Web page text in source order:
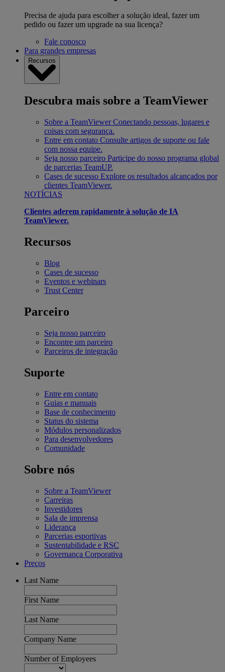
Precisa de ajuda para escolher a solução ideal, fazer um
pedido ou fazer um upgrade na sua licença?
Fale conosco
Para grandes empresas
Recursos
Descubra mais sobre a TeamViewer
Sobre a TeamViewer Conectando pessoas, lugares e
coisas com segurança.
Entre em contato Consulte artigos de suporte ou fale
com nossa equipe.
Seja nosso parceiro Participe do nosso programa global
de parcerias TeamUP.
Cases de sucesso Explore os resultados alcançados por
clientes TeamViewer.
NOTÍCIAS
Clientes aderem rapidamente à solução de IA
TeamViewer.
Recursos
Blog
Cases de sucesso
Eventos e webinars
Trust Center
Parceiro
Seja nosso parceiro
Encontre um parceiro
Parceiros de integração
Suporte
Entre em contato
Guias e manuais
Base de conhecimento
Status do sistema
Módulos personalizados
Para desenvolvedores
Comunidade
Sobre nós
Sobre a TeamViewer
Carreiras
Investidores
Sala de imprensa
Liderança
Parcerias esportivas
Sustentabilidade e RSC
Governança Corporativa
Preços
Last Name
First Name
Last Name
Company Name
Number of Employees